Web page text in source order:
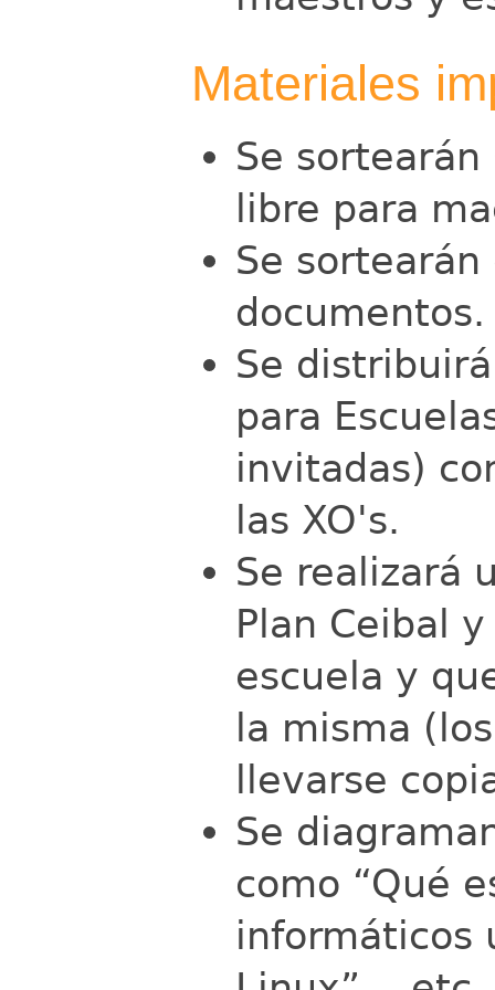
Materiales
Se
libre para
Se
documentos.
Se
para
invitadas)
las XO's.
Se realizará
Plan Ceibal
escuela y
la misma
llevarse
Se
como “Qué
informáticos